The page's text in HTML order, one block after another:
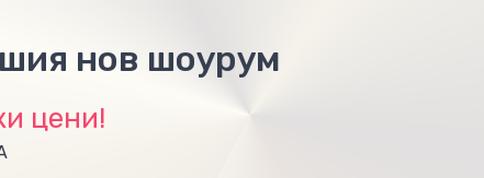
нов шоурум
цени!